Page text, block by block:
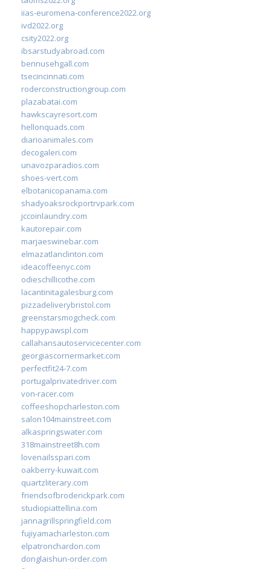
iias-euromena-conference2022.org
ivd2022.org
csity2022.org
ibsarstudyabroad.com
bennusehgall.com
tsecincinnati.com
roderconstructiongroup.com
plazabatai.com
hawkscayresort.com
hellonquads.com
diarioanimales.com
decogaleri.com
unavozparadios.com
shoes-vert.com
elbotanicopanama.com
shadyoaksrockportrvpark.com
jccoinlaundry.com
kautorepair.com
marjaeswinebar.com
elmazatlanclinton.com
ideacoffeenyc.com
odieschillicothe.com
lacantinitagalesburg.com
pizzadeliverybristol.com
greenstarsmogcheck.com
happypawspl.com
callahansautoservicecenter.com
georgiascornermarket.com
perfectfit24-7.com
portugalprivatedriver.com
von-racer.com
coffeeshopcharleston.com
salon104mainstreet.com
alkaspringswater.com
318mainstreet8h.com
lovenailsspari.com
oakberry-kuwait.com
quartzliterary.com
friendsofbroderickpark.com
studiopiattellina.com
jannagrillspringfield.com
fujiyamacharleston.com
elpatronchardon.com
donglaishun-order.com